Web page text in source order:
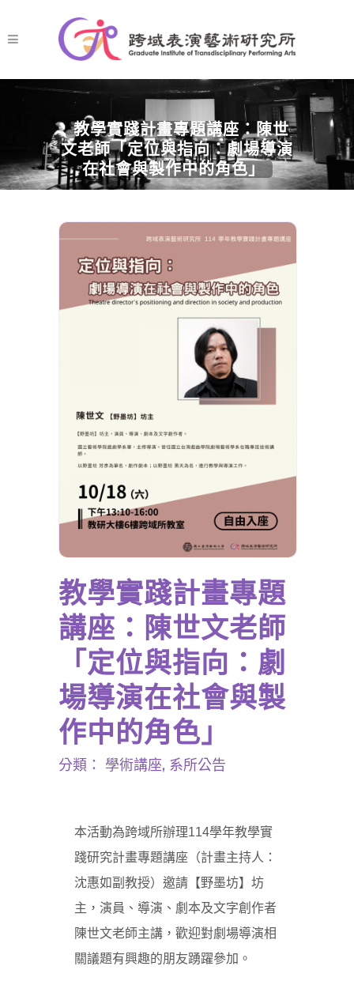
教學實踐計畫專題講座：陳世
文老師「定位與指向：劇場導演
在社會與製作中的角色」
教學實踐計畫專題
講座：陳世文老師
「定位與指向：劇
場導演在社會與製
作中的角色」
分類： 學術講座, 系所公告
本活動為跨域所辦理114學年教學實
踐研究計畫專題講座（計畫主持人：
沈惠如副教授）邀請【野墨坊】坊
主，演員、導演、劇本及文字創作者
陳世文老師主講，歡迎對劇場導演相
關議題有興趣的朋友踴躍參加。